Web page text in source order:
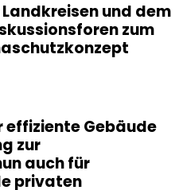
und dem
zum
Gebäude
zur
auch für
privaten